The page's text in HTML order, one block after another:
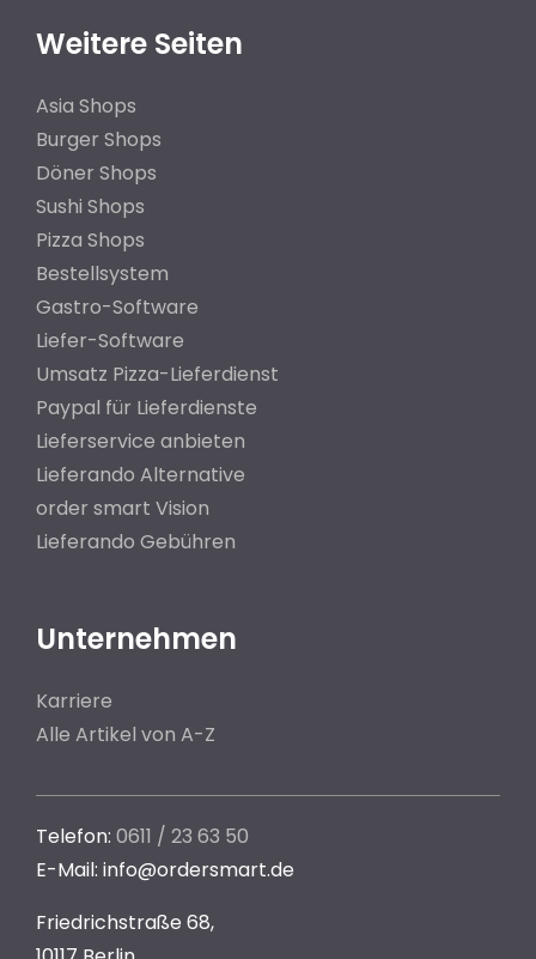
Weitere Seiten
Asia Shops
Burger Shops
Döner Shops
Sushi Shops
Pizza Shops
Bestellsystem
Gastro-Software
Liefer-Software
Umsatz Pizza-Lieferdienst
Paypal für Lieferdienste
Lieferservice anbieten
Lieferando Alternative
order smart Vision
Lieferando Gebühren
Unternehmen
Karriere
Alle Artikel von A-Z
Telefon: 0611 / 23 63 50
E-Mail: info@ordersmart.de
Friedrichstraße 68,